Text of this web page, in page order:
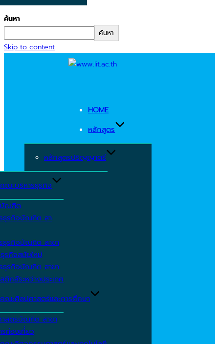
ค้นหา
ค้นหา
Skip to content
HOME
หลักสูตร
หลักสูตรปริญญาตรี
คณะบริหารธุรกิจ
ณฑิต
ธุรกิจบัณฑิต สา
ธุรกิจบัณฑิต สาขา
รกิจสมัยใหม่
ธุรกิจบัณฑิต สาขา
ติกส์ระหว่างประเทศ
คณะศิลปศาสตร์และการศึกษา
สตรบัณฑิต สาขา
ท่องเที่ยว